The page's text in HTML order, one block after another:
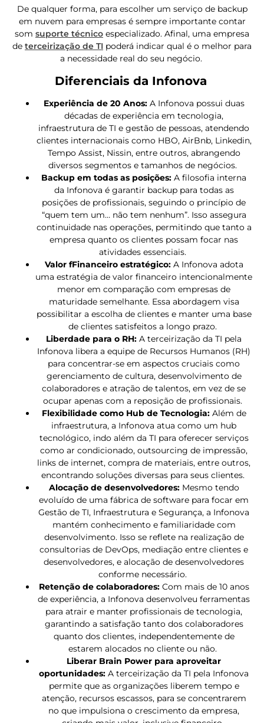
De qualquer forma, para escolher um serviço de backup
em nuvem para empresas é sempre importante contar
som suporte técnico especializado. Afinal, uma empresa
de terceirização de TI poderá indicar qual é o melhor para
a necessidade real do seu negócio.
Diferenciais da Infonova
Experiência de 20 Anos:A Infonova possui duas
décadas de experiência em tecnologia,
infraestrutura de TI e gestão de pessoas, atendendo
clientes internacionais como HBO, AirBnb, Linkedin,
Tempo Assist, Nissin, entre outros, abrangendo
diversos segmentos e tamanhos de negócios.
Backup em todas as posições: A filosofia interna
da Infonova é garantir backup para todas as
posições de profissionais, seguindo o princípio de
“quem tem um… não tem nenhum”. Isso assegura
continuidade nas operações, permitindo que tanto a
empresa quanto os clientes possam focar nas
atividades essenciais.
Valor fFinanceiro estratégico:A Infonova adota
uma estratégia de valor financeiro intencionalmente
menor em comparação com empresas de
maturidade semelhante. Essa abordagem visa
possibilitar a escolha de clientes e manter uma base
de clientes satisfeitos a longo prazo.
Liberdade para o RH: A terceirização da TI pela
Infonova libera a equipe de Recursos Humanos (RH)
para concentrar-se em aspectos cruciais como
gerenciamento de cultura, desenvolvimento de
colaboradores e atração de talentos, em vez de se
ocupar apenas com a reposição de profissionais.
Flexibilidade como Hub de Tecnologia:Além de
infraestrutura, a Infonova atua como um hub
tecnológico, indo além da TI para oferecer serviços
como ar condicionado, outsourcing de impressão,
links de internet, compra de materiais, entre outros,
encontrando soluções diversas para seus clientes.
Alocação de desenvolvedores:Mesmo tendo
evoluído de uma fábrica de software para focar em
Gestão de TI, Infraestrutura e Segurança, a Infonova
mantém conhecimento e familiaridade com
desenvolvimento. Isso se reflete na realização de
consultorias de DevOps, mediação entre clientes e
desenvolvedores, e alocação de desenvolvedores
conforme necessário.
Retenção de colaboradores:Com mais de 10 anos
de experiência, a Infonova desenvolveu ferramentas
para atrair e manter profissionais de tecnologia,
garantindo a satisfação tanto dos colaboradores
quanto dos clientes, independentemente de
estarem alocados no cliente ou não.
Liberar Brain Power para aproveitar
oportunidades: A terceirização da TI pela Infonova
permite que as organizações liberem tempo e
atenção, recursos escassos, para se concentrarem
no que impulsiona o crescimento da empresa,